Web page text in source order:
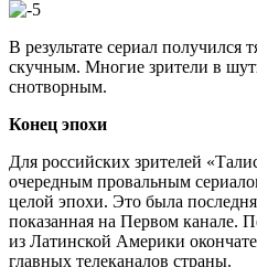
В результате сериал получился
скучным. Многие зрители в
снотворным.
Конец эпохи
Для российских зрителей
очередным провальным
целой эпохи. Это была
показанная на Первом канале.
из Латинской Америки
главных телеканалов страны.